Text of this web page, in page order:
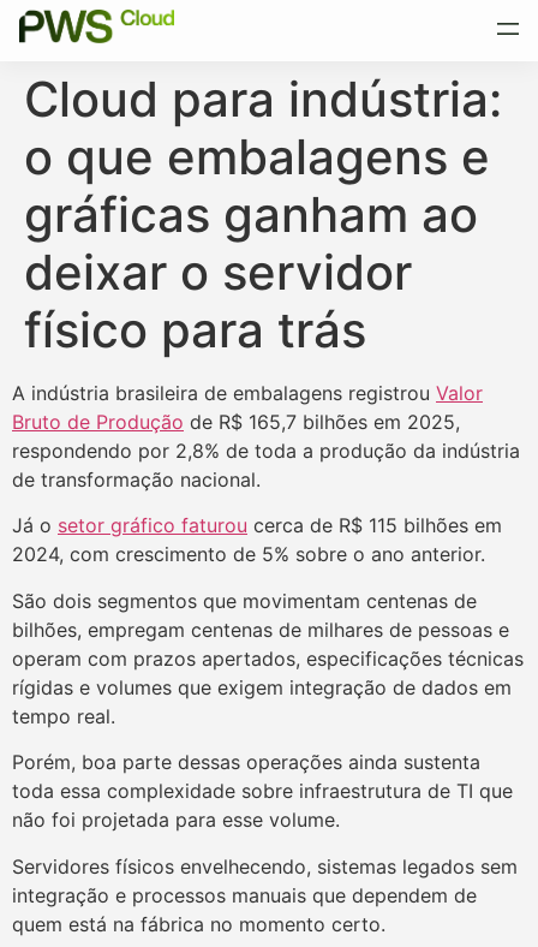
Cloud para indústria:
o que embalagens e
gráficas ganham ao
deixar o servidor
físico para trás
A indústria brasileira de embalagens registrou Valor
Bruto de Produção de R$ 165,7 bilhões em 2025,
respondendo por 2,8% de toda a produção da indústria
de transformação nacional.
Já o setor gráfico faturou cerca de R$ 115 bilhões em
2024, com crescimento de 5% sobre o ano anterior.
São dois segmentos que movimentam centenas de
bilhões, empregam centenas de milhares de pessoas e
operam com prazos apertados, especificações técnicas
rígidas e volumes que exigem integração de dados em
tempo real.
Porém, boa parte dessas operações ainda sustenta
toda essa complexidade sobre infraestrutura de TI que
não foi projetada para esse volume.
Servidores físicos envelhecendo, sistemas legados sem
integração e processos manuais que dependem de
quem está na fábrica no momento certo.